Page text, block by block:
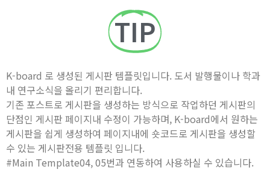
TIP
K-board 로 생성된 게시판 템플릿입니다. 도서 발행물이나 학과
내 연구소식을 올리기 편리합니다.
기존 포스트로 게시판을 생성하는 방식으로 작업하던 게시판의
단점인 게시판 페이지내 수정이 가능하며, K-board에서 원하는
게시판을 쉽게 생성하여 페이지내에 숏코드로 게시판을 생성할
수 있는 게시판전용 템플릿 입니다.
#Main Template04, 05번과 연동하여 사용하실 수 있습니다.